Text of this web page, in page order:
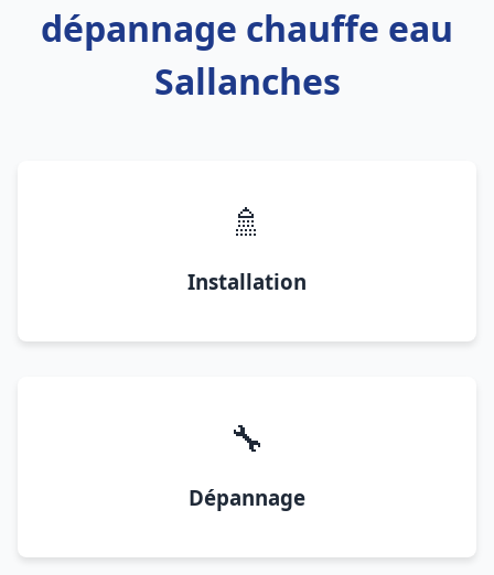
dépannage chauffe eau
Sallanches
🚿
Installation
🔧
Dépannage